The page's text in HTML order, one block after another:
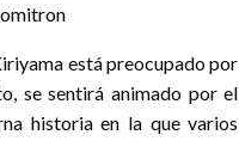
está preocupado por
se sentirá animado por el
historia en la que varios